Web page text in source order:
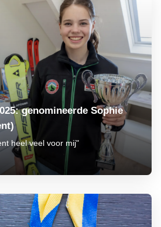
genomineerde Sophie
heel veel voor mij"